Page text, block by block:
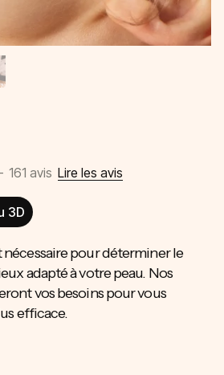
161 avis Lire les avis
3D
pour déterminer le
adapté à votre peau. Nos
vos besoins pour vous
efficace.